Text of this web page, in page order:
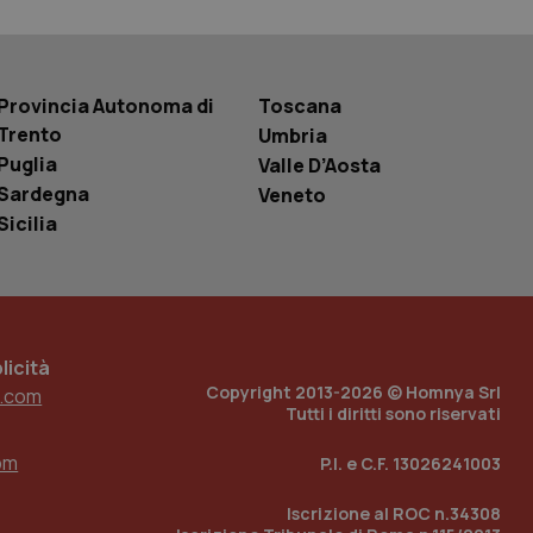
Autonoma di
Toscana
Umbria
Valle D’Aosta
Veneto
Copyright 2013-2026 © Homnya Srl
Tutti i diritti sono riservati
P.I. e C.F. 13026241003
Iscrizione al ROC n.34308
traccia
incorporati
del sito web sta
di
la gestione
per abilitare il
con identity